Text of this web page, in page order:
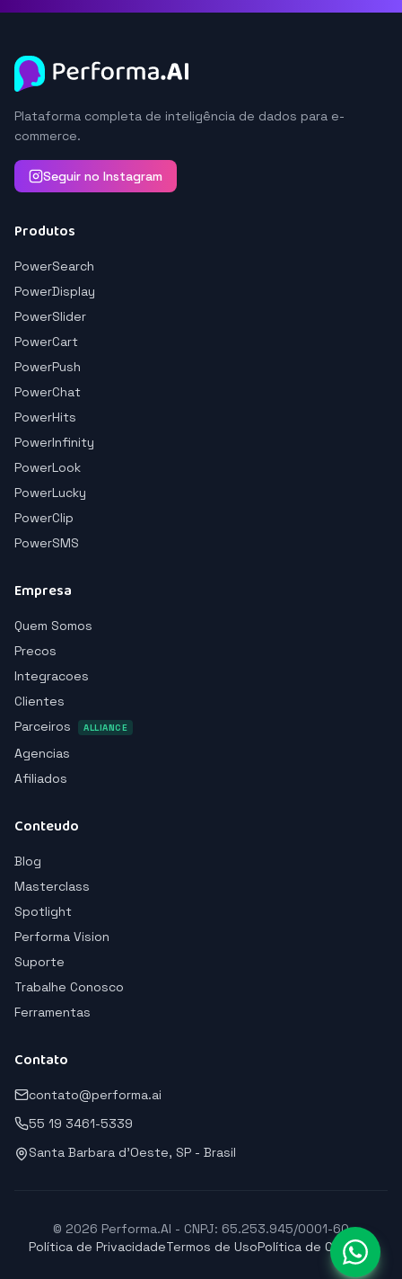
Plataforma completa de inteligência de dados para e-
commerce.
Seguir no Instagram
Produtos
PowerSearch
PowerDisplay
PowerSlider
PowerCart
PowerPush
PowerChat
PowerHits
PowerInfinity
PowerLook
PowerLucky
PowerClip
PowerSMS
Empresa
Quem Somos
Precos
Integracoes
Clientes
Parceiros
ALLIANCE
Agencias
Afiliados
Conteudo
Blog
Masterclass
Spotlight
Performa Vision
Suporte
Trabalhe Conosco
Ferramentas
Contato
contato@performa.ai
55 19 3461-5339
Santa Barbara d'Oeste, SP - Brasil
© 2026 Performa.AI - CNPJ: 65.253.945/0001-60
Política de PrivacidadeTermos de UsoPolítica de Cookies